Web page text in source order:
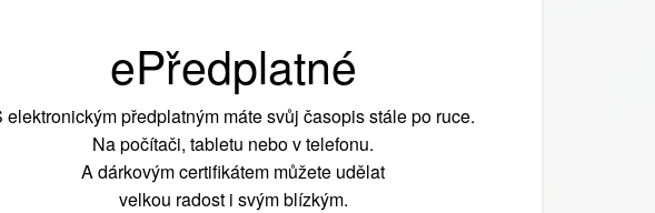
ePředplatné
elektronickým předplatným máte svůj časopis stále po ruce.
Na počítači, tabletu nebo v telefonu.
A dárkovým certifikátem můžete udělat
velkou radost i svým blízkým.